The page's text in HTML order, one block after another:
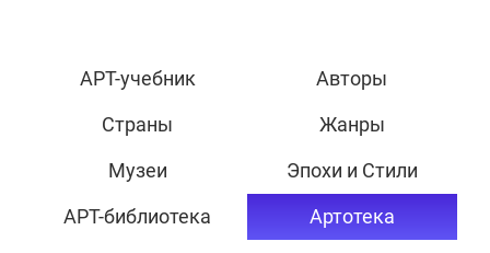
АРТ-учебник
Авторы
Страны
Жанры
Музеи
Эпохи и Стили
АРТ-библиотека
Артотека